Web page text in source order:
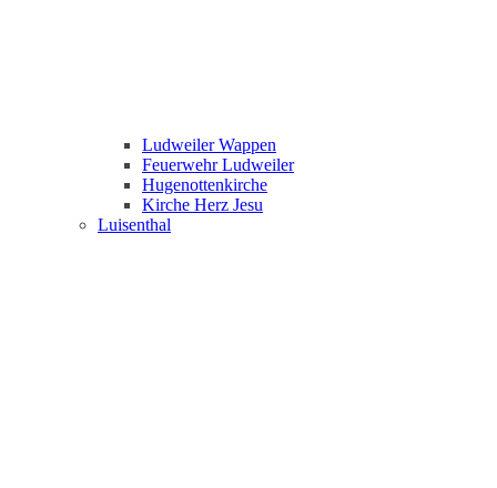
Ludweiler Wappen
Feuerwehr Ludweiler
Hugenottenkirche
Kirche Herz Jesu
Luisenthal